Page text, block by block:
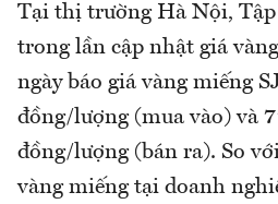
Tại thị trường Hà Nội, Tập
trong lần cập nhật giá
ngày báo giá vàng miếng
đồng/lượng (mua vào) và
đồng/lượng (bán ra). So
vàng miếng tại doanh